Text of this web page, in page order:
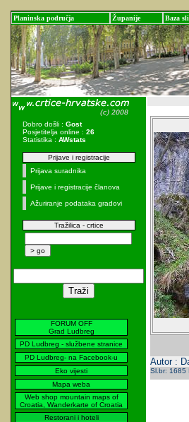
Planinska područja Županije Baza
Dobro došli : Gost
Posjetitelja online : 26
Statistika : AWstats
Prijave i registracije
Prijava suradnika
Prijave i registracije članova
Ažuriranje podataka gradovi
Tražilica - crtice
FORUM OFF
Grad Ludbreg
PD Ludbreg - službene stranice
PD Ludbreg- na Facebook-u
Eko vijesti
Mapa weba
Web shop mountain maps of
Croatia, Wanderkarte of Croatia
Restorani i hoteli
Autor :
Sl.br: 1685